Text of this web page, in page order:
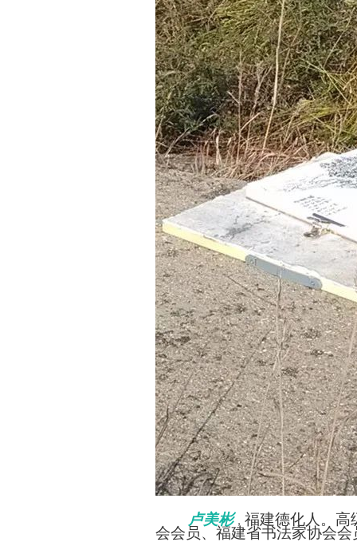
卢美彬， 福建德化人。高
会会员、福建省书法家协会